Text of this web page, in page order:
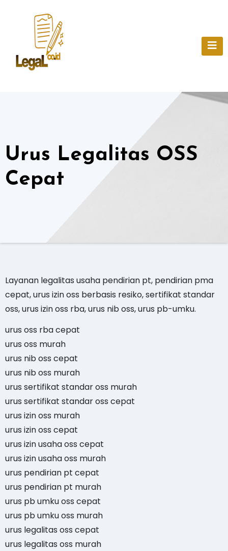
Urus Legalitas OSS
Cepat
Layanan legalitas usaha pendirian pt, pendirian pma
cepat, urus izin oss berbasis resiko, sertifikat standar
oss, urus izin oss rba, urus nib oss, urus pb-umku.
urus oss rba cepat
urus oss murah
urus nib oss cepat
urus nib oss murah
urus sertifikat standar oss murah
urus sertifikat standar oss cepat
urus izin oss murah
urus izin oss cepat
urus izin usaha oss cepat
urus izin usaha oss murah
urus pendirian pt cepat
urus pendirian pt murah
urus pb umku oss cepat
urus pb umku oss murah
urus legalitas oss cepat
urus legalitas oss murah